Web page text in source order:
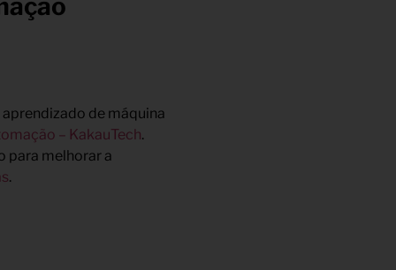
de máquina
– KakauTech.
para melhorar a
.